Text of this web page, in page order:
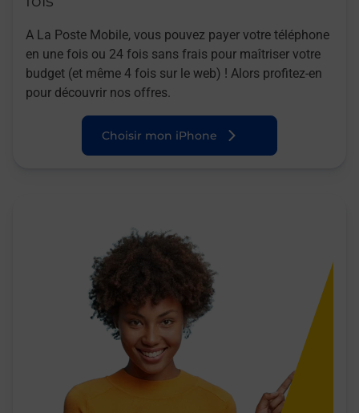
A La Poste Mobile, vous pouvez payer votre téléphone
en une fois ou 24 fois sans frais pour maîtriser votre
budget (et même 4 fois sur le web) ! Alors profitez-en
pour découvrir nos offres.
Choisir mon iPhone